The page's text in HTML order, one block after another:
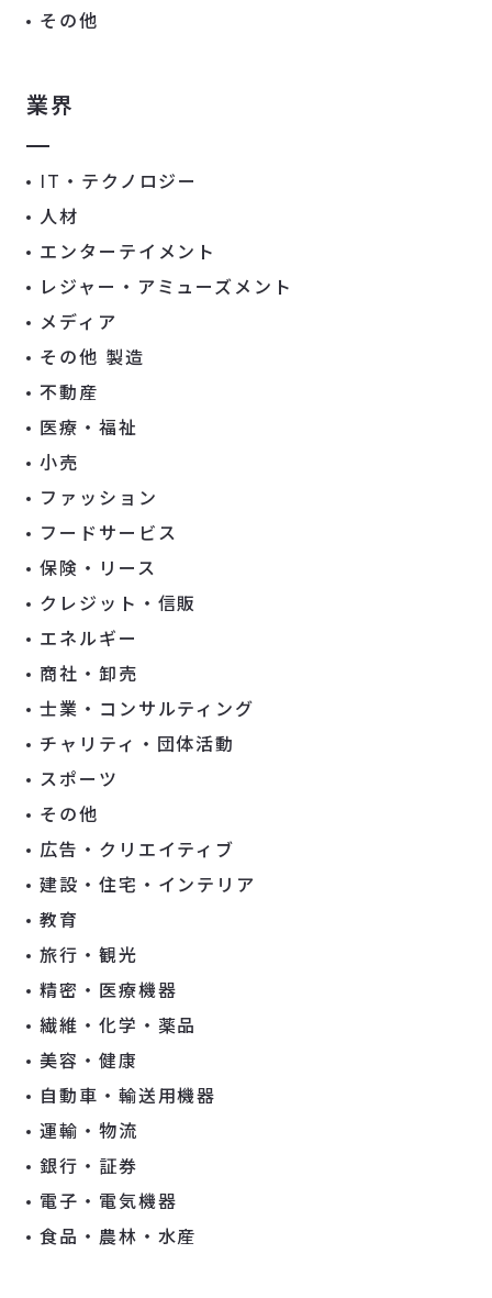
その他
業界
IT・テクノロジー
人材
エンターテイメント
レジャー・アミューズメント
メディア
その他 製造
不動産
医療・福祉
小売
ファッション
フードサービス
保険・リース
クレジット・信販
エネルギー
商社・卸売
士業・コンサルティング
チャリティ・団体活動
スポーツ
その他
広告・クリエイティブ
建設・住宅・インテリア
教育
旅行・観光
精密・医療機器
繊維・化学・薬品
美容・健康
自動車・輸送用機器
運輸・物流
銀行・証券
電子・電気機器
食品・農林・水産